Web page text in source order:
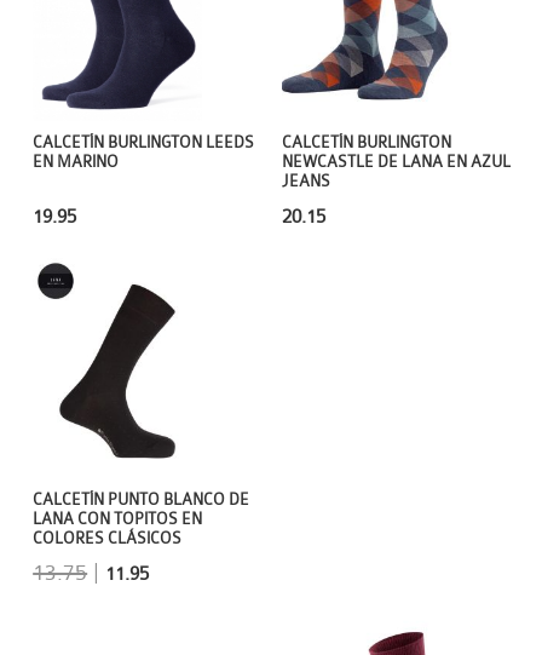
CALCETÍN BURLINGTON
NEWCASTLE DE LANA EN AZUL
JEANS
20.15
CALCETÍN BURLINGTON LEEDS
EN MARINO
19.95
CALCETÍN PUNTO BLANCO DE
LANA CON TOPITOS EN
COLORES CLÁSICOS
13.75 11.95